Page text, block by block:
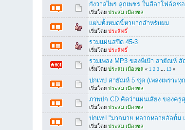
กังวาลไพร ลูกเพชร ในลีลาโฟล์คซ
เริ่มโดยประสม เมืองชล
แผ่นทั้งหมดนี้หายากสำหรับผม
เริ่มโดยประสิทธิ์
รวมแผ่นสปีด 45-3
เริ่มโดยประสิทธิ์
รวมเพลง MP3 ของพี่เป้า สายัณห์
เริ่มโดยประสม เมืองชล «1 2 3 ...13 »
ปกเทป สายัณห์ 5 ชุด (เพลงเพราะทุ
เริ่มโดยประสม เมืองชล
ภาพปก CD คิดว่าแผ่นเสียง ของครู
เริ่มโดยประสม เมืองชล
ปกเทป "มากมาย หลากหลายอัลบั้ม
เริ่มโดยประสม เมืองชล